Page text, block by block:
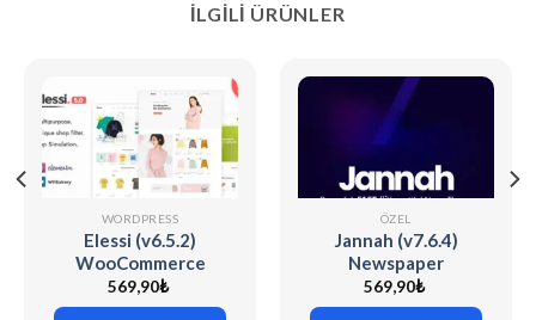
İLGILI ÜRÜNLER
WORDPRESS
Elessi (v6.5.2)
WooCommerce
AJAX WP Theme
569,90₺
ÖZEL
Jannah (v7.6.4)
Newspaper
Magazine News
BuddyPress AMP
569,90₺